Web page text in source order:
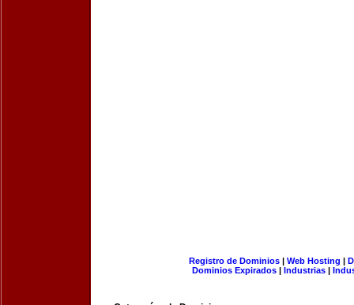
Registro de Dominios| Web Hosting |
Dominios Expirados | Industrias |